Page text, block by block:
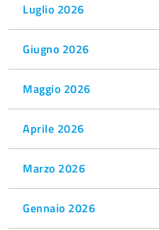
Luglio 2026
Giugno 2026
Maggio 2026
Aprile 2026
Marzo 2026
Gennaio 2026